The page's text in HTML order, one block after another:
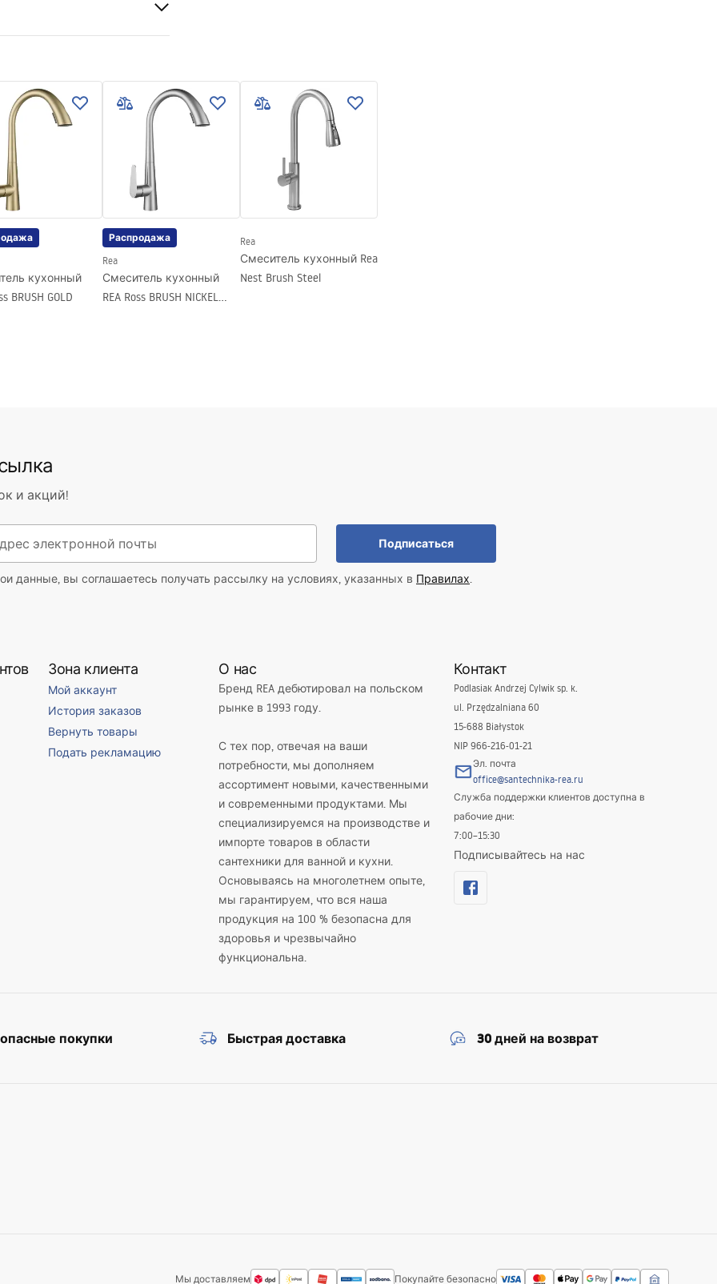
кухонный
BRUSH GOLD
Распродажа
Rea
Смеситель кухонный
REA Ross BRUSH NICKEL
Rea
Смеситель кухонный Rea
Nest Brush Steel
и акций!
Подписаться
данные, вы соглашаетесь получать рассылку на условиях, указанных в Правилах.
Зона клиента
Мой аккаунт
История заказов
Вернуть товары
Подать рекламацию
О нас
Бренд REA дебютировал на польском
рынке в 1993 году.
С тех пор, отвечая на ваши
потребности, мы дополняем
ассортимент новыми, качественными
и современными продуктами. Мы
специализируемся на производстве и
импорте товаров в области
сантехники для ванной и кухни.
Основываясь на многолетнем опыте,
мы гарантируем, что вся наша
продукция на 100 % безопасна для
здоровья и чрезвычайно
функциональна.
Контакт
Podlasiak Andrzej Cylwik sp. k.
ul. Przędzalniana 60
15-688 Białystok
NIP 966-216-01-21
Эл. почта
office@santechnika-rea.ru
Служба поддержки клиентов доступна в
рабочие дни:
7:00–15:30
Подписывайтесь на нас
покупки Быстрая доставка 30 дней на возврат
Мы доставляем Покупайте безопасно